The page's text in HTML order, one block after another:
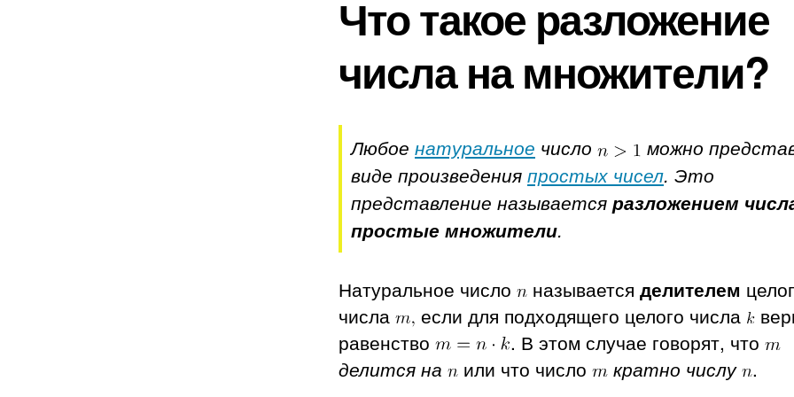
Что такое разложение
числа на множители?
Любое натуральное число
можно
виде произведения простых чисел. Это
представление называется разложением
простые множители.
Натуральное число называется делителем
числа
если для подходящего целого числа
равенство
. В этом случае говорят, что
делится на
или что число кратно числу .